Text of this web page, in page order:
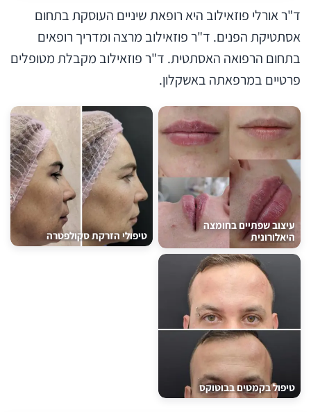
ד"ר אורלי פוזאילוב היא רופאת שיניים העוסקת בתחום
אסתטיקת הפנים. ד"ר פוזאילוב מרצה ומדריך רופאים
בתחום הרפואה האסתטית. ד"ר פוזאילוב מקבלת מטופלים
פרטיים במרפאתה באשקלון.
עיצוב שפתיים בחומצה
היאלורונית
טיפולי הזרקת סקולפטרה
טיפול בקמטים בבוטוקס